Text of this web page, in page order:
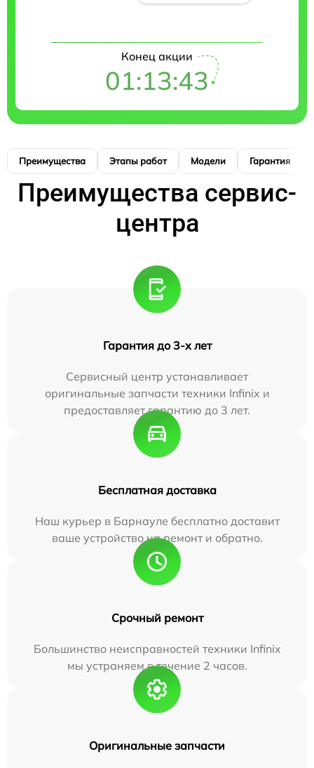
Конец акции
01:13:42
Преимущества Этапы работ Модели Гарантия
Преимущества сервис-
центра
Гарантия до 3-х лет
Сервисный центр устанавливает
оригинальные запчасти техники Infinix и
предоставляет гарантию до 3 лет.
Бесплатная доставка
Наш курьер в Барнауле бесплатно доставит
ваше устройство на ремонт и обратно.
Срочный ремонт
Большинство неисправностей техники Infinix
мы устраняем в течение 2 часов.
Оригинальные запчасти